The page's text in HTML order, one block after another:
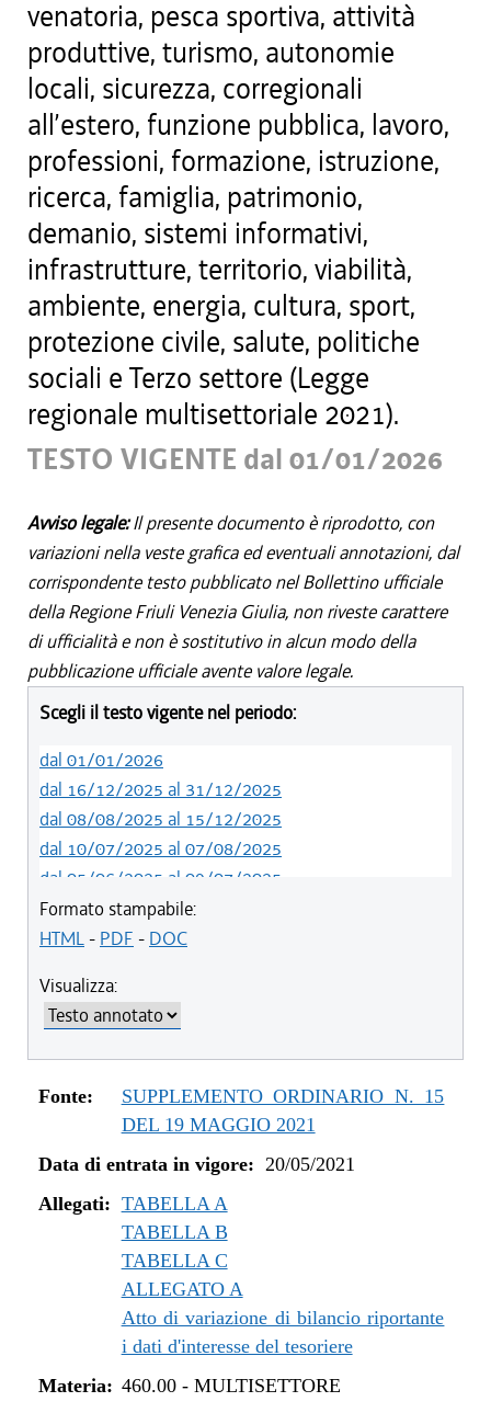
venatoria, pesca sportiva, attività
produttive, turismo, autonomie
locali, sicurezza, corregionali
all’estero, funzione pubblica, lavoro,
professioni, formazione, istruzione,
ricerca, famiglia, patrimonio,
demanio, sistemi informativi,
infrastrutture, territorio, viabilità,
ambiente, energia, cultura, sport,
protezione civile, salute, politiche
sociali e Terzo settore (Legge
regionale multisettoriale 2021).
TESTO VIGENTE dal 01/01/2026
Avviso legale:Il presente documento è riprodotto, con
variazioni nella veste grafica ed eventuali annotazioni, dal
corrispondente testo pubblicato nel Bollettino ufficiale
della Regione Friuli Venezia Giulia, non riveste carattere
di ufficialità e non è sostitutivo in alcun modo della
pubblicazione ufficiale avente valore legale.
Scegli il testo vigente nel periodo:
dal 01/01/2026
dal 16/12/2025 al 31/12/2025
dal 08/08/2025 al 15/12/2025
dal 10/07/2025 al 07/08/2025
dal 05/06/2025 al 09/07/2025
dal 14/05/2024 al 04/06/2025
dal 12/08/2023 al 13/05/2024
dal 04/08/2022 al 31/12/2022
dal 14/06/2022 al 03/08/2022
dal 01/01/2022 al 13/06/2022
dal 10/12/2021 al 31/12/2021
dal 06/11/2021 al 09/12/2021
dal 20/05/2021 al 11/08/2021
Formato stampabile:
HTML- PDF - DOC
Visualizza:
Fonte:
SUPPLEMENTO ORDINARIO N. 15
DEL 19 MAGGIO 2021
Data di entrata in vigore: 20/05/2021
Allegati: TABELLA A
TABELLA B
TABELLA C
ALLEGATO A
Atto di variazione di bilancio riportante
i dati d'interesse del tesoriere
Materia: 460.00- MULTISETTORE